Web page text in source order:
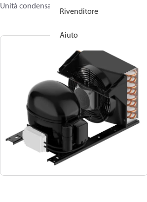
Rivenditore
Aiuto
Unità condensatrici